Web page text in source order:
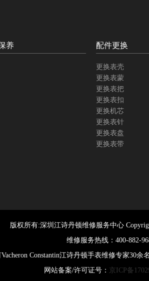
养 配件更换
更换表壳
更换表蒙
更换表把
更换表扣
更换机芯
更换表针
更换表盘
更换表带
版权所有:深圳江诗丹顿维修服务中心
维修服务热线：400-882-
Constantin江诗丹顿手表维修专家30
网站备案/许可证号： 京ICP备